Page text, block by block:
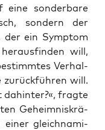
eine son­der­ba­re
son­dern der
der ein Sym­ptom
will,
Ver­hal­
zurück­füh­ren will.
dahin­ter?«, frag­te
Geheim­nis­krä­
einer gleich­na­mi­